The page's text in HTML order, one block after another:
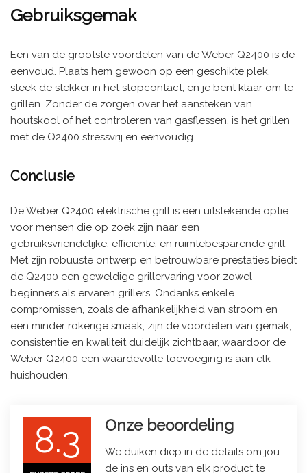
Gebruiksgemak
Een van de grootste voordelen van de Weber Q2400 is de
eenvoud. Plaats hem gewoon op een geschikte plek,
steek de stekker in het stopcontact, en je bent klaar om te
grillen. Zonder de zorgen over het aansteken van
houtskool of het controleren van gasflessen, is het grillen
met de Q2400 stressvrij en eenvoudig.
Conclusie
De Weber Q2400 elektrische grill is een uitstekende optie
voor mensen die op zoek zijn naar een
gebruiksvriendelijke, efficiënte, en ruimtebesparende grill.
Met zijn robuuste ontwerp en betrouwbare prestaties biedt
de Q2400 een geweldige grillervaring voor zowel
beginners als ervaren grillers. Ondanks enkele
compromissen, zoals de afhankelijkheid van stroom en
een minder rokerige smaak, zijn de voordelen van gemak,
consistentie en kwaliteit duidelijk zichtbaar, waardoor de
Weber Q2400 een waardevolle toevoeging is aan elk
huishouden.
8.3 Onze beoordeling
We duiken diep in de details om jou
de ins en outs van elk product te